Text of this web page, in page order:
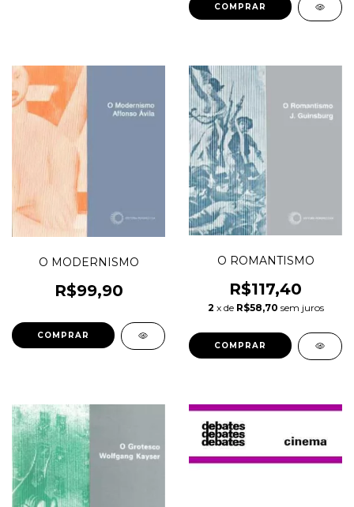
O MODERNISMO
R$99,90
O ROMANTISMO
R$117,40
2 x de R$58,70 sem juros